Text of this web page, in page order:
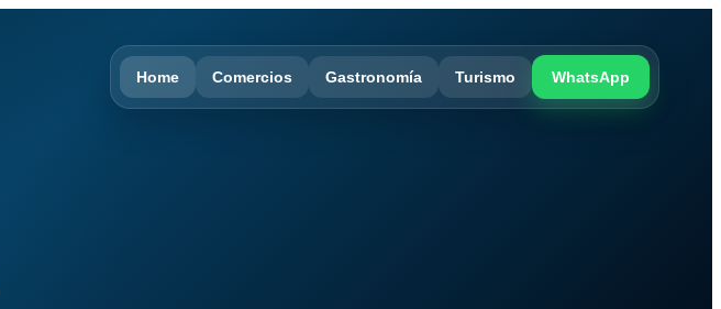
Home Comercios Gastronomía Turismo WhatsApp